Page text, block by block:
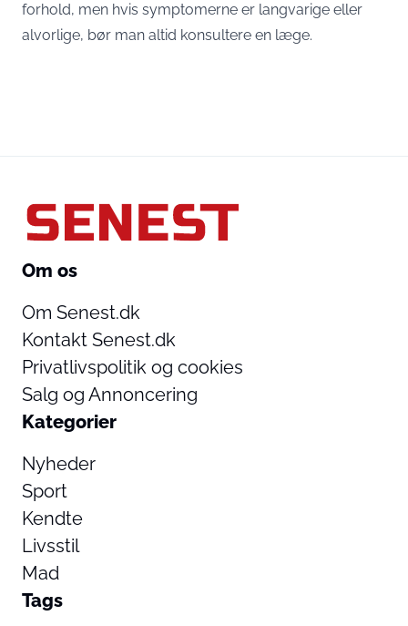
forhold, men hvis symptomerne er langvarige eller
alvorlige, bør man altid konsultere en læge.
Om os
Om Senest.dk
Kontakt Senest.dk
Privatlivspolitik og cookies
Salg og Annoncering
Kategorier
Nyheder
Sport
Kendte
Livsstil
Mad
Tags